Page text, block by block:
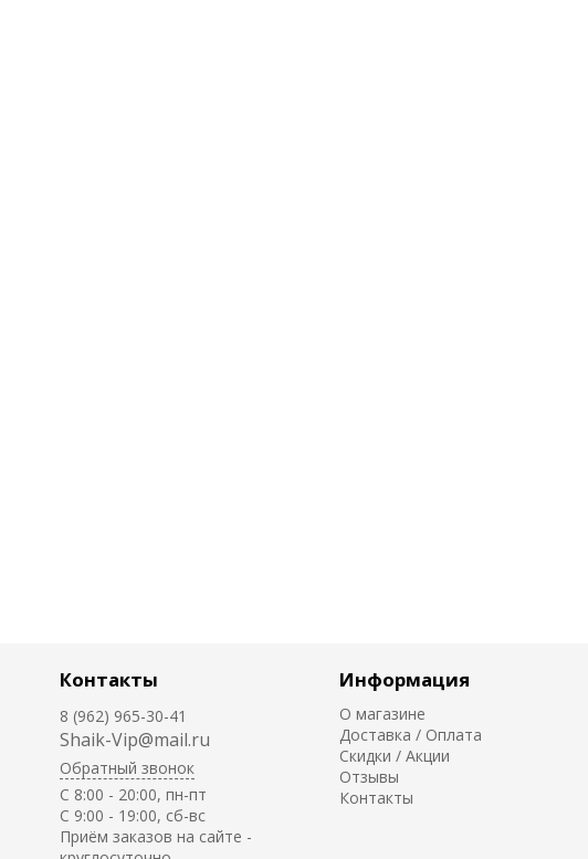
Контакты
8 (962) 965-30-41
Shaik-Vip@mail.ru
Обратный звонок
C 8:00 - 20:00, пн-пт
С 9:00 - 19:00, сб-вс
Приём заказов на сайте -
Информация
О магазине
Доставка / Оплата
Скидки / Акции
Отзывы
Контакты